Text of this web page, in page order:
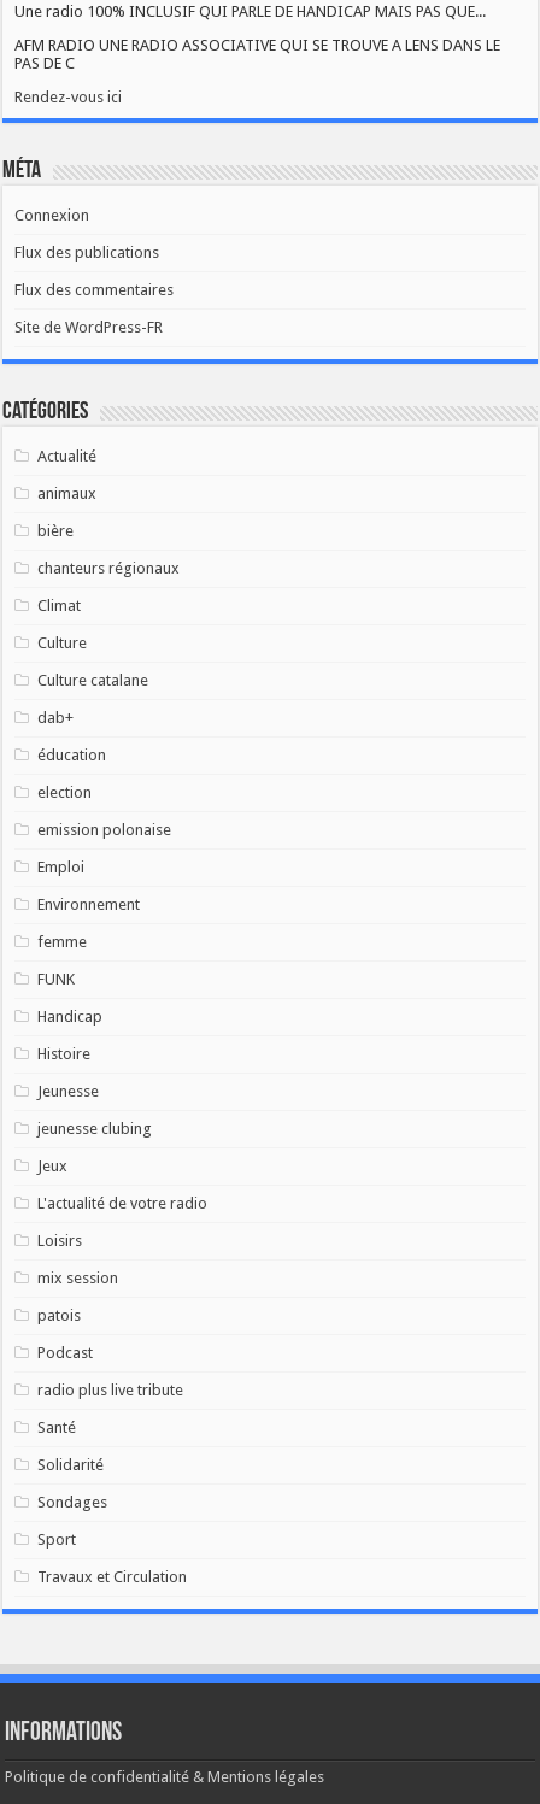
Une radio 100% INCLUSIF QUI PARLE DE HANDICAP MAIS PAS QUE...
AFM RADIO UNE RADIO ASSOCIATIVE QUI SE TROUVE A LENS DANS LE
PAS DE C
Rendez-vous ici
Méta
Connexion
Flux des publications
Flux des commentaires
Site de WordPress-FR
Catégories
Actualité
animaux
bière
chanteurs régionaux
Climat
Culture
Culture catalane
dab+
éducation
election
emission polonaise
Emploi
Environnement
femme
FUNK
Handicap
Histoire
Jeunesse
jeunesse clubing
Jeux
L'actualité de votre radio
Loisirs
mix session
patois
Podcast
radio plus live tribute
Santé
Solidarité
Sondages
Sport
Travaux et Circulation
Informations
Politique de confidentialité & Mentions légales